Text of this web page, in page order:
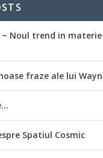
~ Noul trend in
fraze ale lui
Spatiul Cosmic